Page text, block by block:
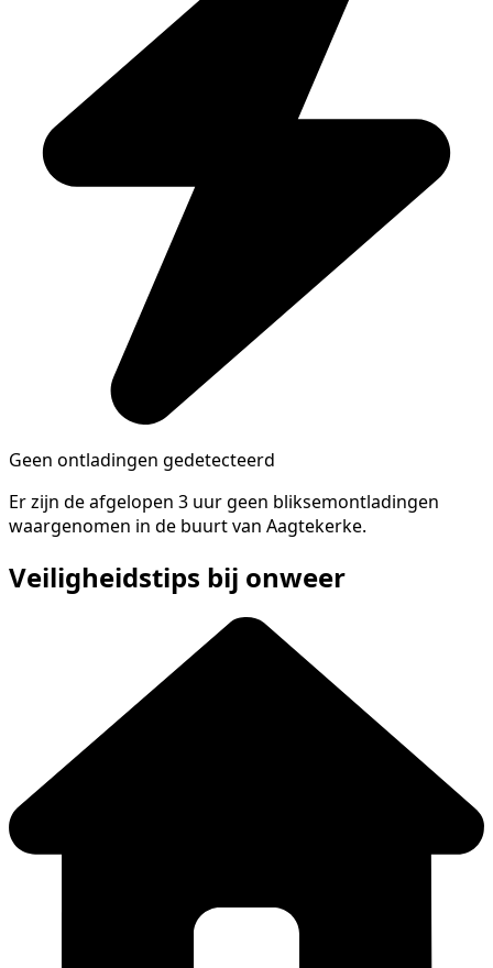
Geen ontladingen gedetecteerd
Er zijn de afgelopen 3 uur geen bliksemontladingen
waargenomen in de buurt van Aagtekerke.
Veiligheidstips bij onweer